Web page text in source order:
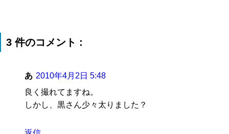
3 件のコメント :
あ 2010年4月2日 5:48
良く撮れてますね。
しかし、黒さん少々太りました？